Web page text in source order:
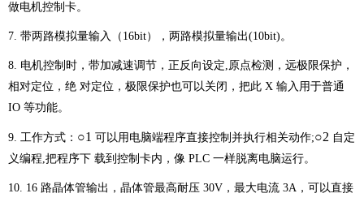
做电机控制卡。
7. 带两路模拟量输入（16bit），两路模拟量输出(10bit)。
8. 电机控制时，带加减速调节，正反向设定,原点检测，远极限保护，
相对定位，绝 对定位，极限保护也可以关闭，把此 X 输入用于普通
IO 等功能。
9. 工作方式： ○1 可以用电脑端程序直接控制并执行相关动作;○2 自定
义编程,把程序下 载到控制卡内，像 PLC 一样脱离电脑运行。
10. 16 路晶体管输出，晶体管最高耐压 30V，最大电流 3A，可以直接